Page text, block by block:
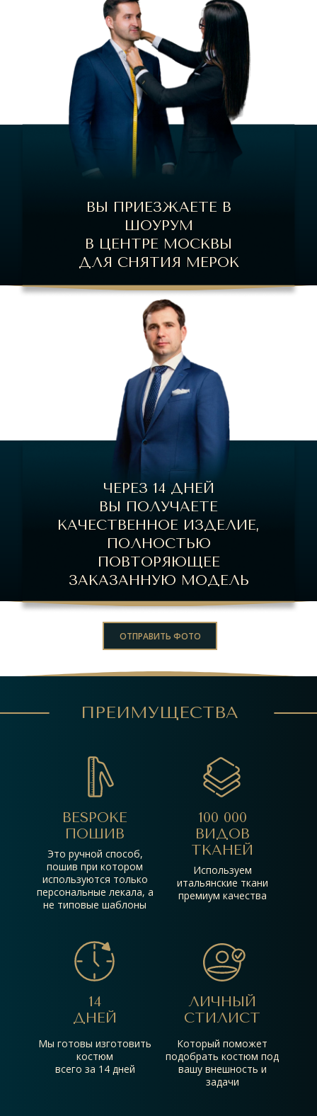
ЧЕРЕЗ 14 ДНЕЙ
ВЫ ПОЛУЧАЕТЕ
КАЧЕСТВЕННОЕ ИЗДЕЛИЕ,
ПОЛНОСТЬЮ
ПОВТОРЯЮЩЕЕ
ЗАКАЗАННУЮ МОДЕЛЬ
ВЫ ПРИЕЗЖАЕТЕ В
ШОУРУМ
В ЦЕНТРЕ МОСКВЫ
ДЛЯ СНЯТИЯ МЕРОК
ОТПРАВИТЬ ФОТО
BESPOKE
ПОШИВ
Это ручной способ,
пошив при котором
используются только
персональные лекала, а
не типовые шаблоны
100 000
ВИДОВ
ТКАНЕЙ
Используем
итальянские ткани
премиум качества
Который поможет
подобрать костюм под
вашу внешность и
задачи
ЛИЧНЫЙ
СТИЛИСТ
14
ДНЕЙ
Мы готовы изготовить
костюм
всего за 14 дней
ПРЕИМУЩЕСТВА